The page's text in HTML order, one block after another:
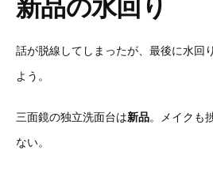
新品の水回り
話が脱線してしまったが、最後に水回
よう。
三面鏡の独立洗面台は新品。メイクも
ない。